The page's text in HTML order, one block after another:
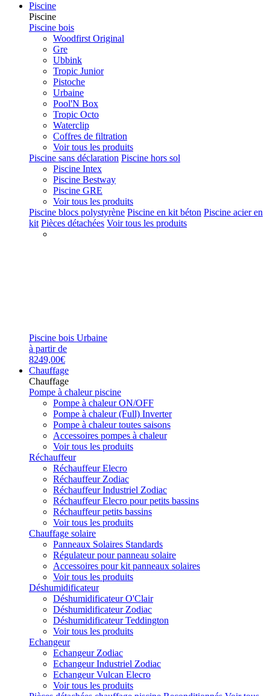
Piscine
Piscine
Piscine bois
Woodfirst Original
Gre
Ubbink
Tropic Junior
Pistoche
Urbaine
Pool'N Box
Tropic Octo
Waterclip
Coffres de filtration
Voir tous les produits
Piscine sans déclaration Piscine hors sol
Piscine Intex
Piscine Bestway
Piscine GRE
Voir tous les produits
Piscine blocs polystyrène Piscine en kit béton Piscine acier en
kit Pièces détachées Voir tous les produits
Piscine bois Urbaine
à partir de
8249,00€
Chauffage
Chauffage
Pompe à chaleur piscine
Pompe à chaleur ON/OFF
Pompe à chaleur (Full) Inverter
Pompe à chaleur toutes saisons
Accessoires pompes à chaleur
Voir tous les produits
Réchauffeur
Réchauffeur Elecro
Réchauffeur Zodiac
Réchauffeur Industriel Zodiac
Réchauffeur Elecro pour petits bassins
Réchauffeur petits bassins
Voir tous les produits
Chauffage solaire
Panneaux Solaires Standards
Régulateur pour panneau solaire
Accessoires pour kit panneaux solaires
Voir tous les produits
Déshumidificateur
Déshumidificateur O'Clair
Déshumidificateur Zodiac
Déshumidificateur Teddington
Voir tous les produits
Echangeur
Echangeur Zodiac
Echangeur Industriel Zodiac
Echangeur Vulcan Elecro
Voir tous les produits